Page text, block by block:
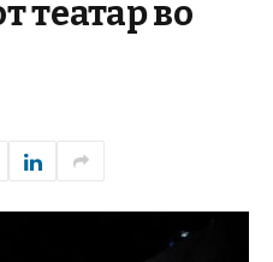
театар во